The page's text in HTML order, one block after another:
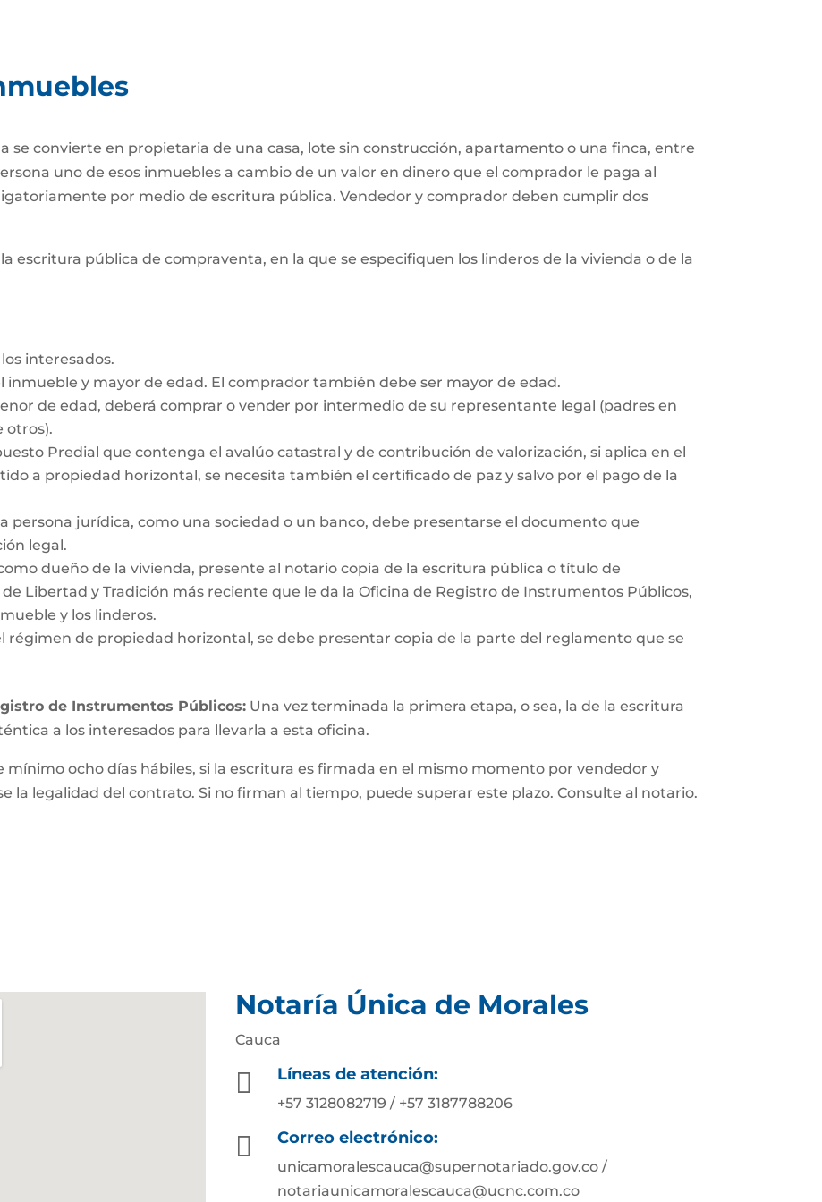
se convierte en propietaria de una casa, lote sin construcción, apartamento o una finca, entre
uno de esos inmuebles a cambio de un valor en dinero que el comprador le paga al
por medio de escritura pública. Vendedor y comprador deben cumplir dos
escritura pública de compraventa, en la que se especifiquen los linderos de la vivienda o de la
interesados.
inmueble y mayor de edad. El comprador también debe ser mayor de edad.
de edad, deberá comprar o vender por intermedio de su representante legal (padres en
otros).
Predial que contenga el avalúo catastral y de contribución de valorización, si aplica en el
a propiedad horizontal, se necesita también el certificado de paz y salvo por el pago de la
persona jurídica, como una sociedad o un banco, debe presentarse el documento que
legal.
dueño de la vivienda, presente al notario copia de la escritura pública o título de
Libertad y Tradición más reciente que le da la Oficina de Registro de Instrumentos Públicos,
y los linderos.
régimen de propiedad horizontal, se debe presentar copia de la parte del reglamento que se
de Instrumentos Públicos: Una vez terminada la primera etapa, o sea, la de la escritura
a los interesados para llevarla a esta oficina.
mínimo ocho días hábiles, si la escritura es firmada en el mismo momento por vendedor y
la legalidad del contrato. Si no firman al tiempo, puede superar este plazo. Consulte al notario.
Notaría Única de Morales
Cauca
 Líneas de atención:
+57 3128082719 / +57 3187788206
 Correo electrónico:
unicamoralescauca@supernotariado.gov.co /
notariaunicamoralescauca@ucnc.com.co